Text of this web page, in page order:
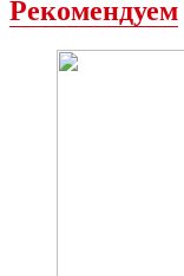
Рекомендуем